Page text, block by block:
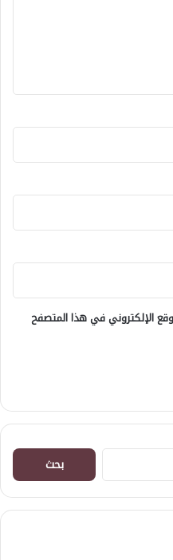
الإلكتروني في هذا المتصفح
البحث
عن: